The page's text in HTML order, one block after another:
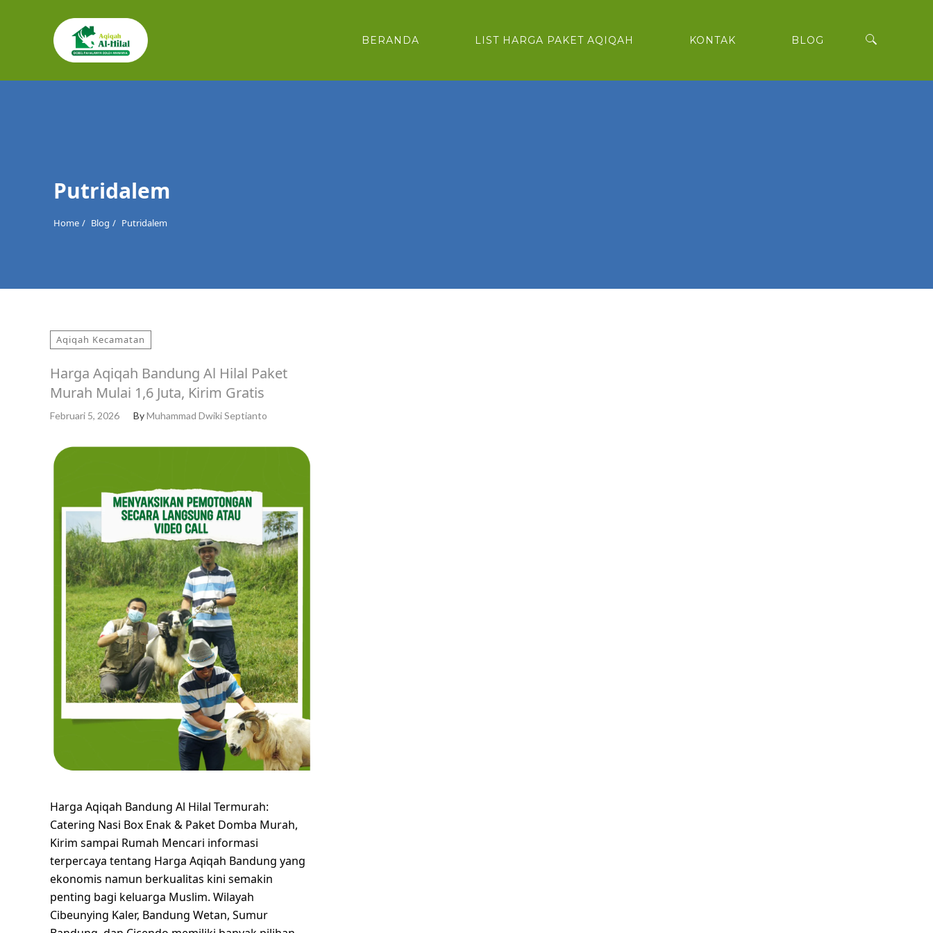
BERANDA LIST HARGA PAKET AQIQAH KONTAK BLOG
Cari
Putridalem
Home Blog Putridalem
Aqiqah Kecamatan
Harga Aqiqah Bandung Al Hilal Paket
Murah Mulai 1,6 Juta, Kirim Gratis
Februari 5, 2026 ByMuhammad Dwiki Septianto
Harga Aqiqah Bandung Al Hilal Termurah:
Catering Nasi Box Enak & Paket Domba Murah,
Kirim sampai Rumah Mencari informasi
terpercaya tentang Harga Aqiqah Bandung yang
ekonomis namun berkualitas kini semakin
penting bagi keluarga Muslim. Wilayah
Cibeunying Kaler, Bandung Wetan, Sumur